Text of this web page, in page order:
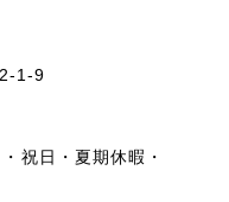
1-9
祝日・夏期休暇・